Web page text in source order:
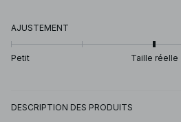
AJUSTEMENT
Petit Taille réelle
DESCRIPTION DES PRODUITS